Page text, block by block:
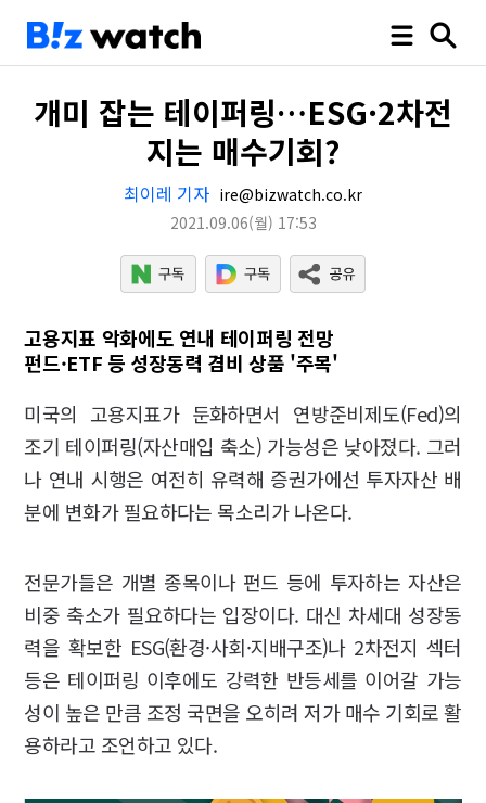
개미 잡는 테이퍼링…ESG·2차전
지는 매수기회?
최이레 기자 ire@bizwatch.co.kr
2021.09.06(월) 17:53
고용지표 악화에도 연내 테이퍼링 전망
펀드·ETF 등 성장동력 겸비 상품 '주목'
미국의 고용지표가 둔화하면서 연방준비제도(Fed)의
조기 테이퍼링(자산매입 축소) 가능성은 낮아졌다. 그러
나 연내 시행은 여전히 유력해 증권가에선 투자자산 배
분에 변화가 필요하다는 목소리가 나온다.
전문가들은 개별 종목이나 펀드 등에 투자하는 자산은
비중 축소가 필요하다는 입장이다. 대신 차세대 성장동
력을 확보한 ESG(환경·사회·지배구조)나 2차전지 섹터
등은 테이퍼링 이후에도 강력한 반등세를 이어갈 가능
성이 높은 만큼 조정 국면을 오히려 저가 매수 기회로 활
용하라고 조언하고 있다.